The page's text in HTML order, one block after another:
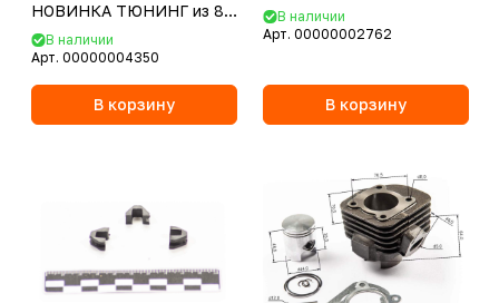
НОВИНКА ТЮНИНГ из 8
d=50mm
В наличии
Арт. 00000004350
В корзину
В наличии
Арт. 00000002762
В корзину